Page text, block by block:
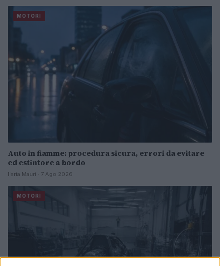
MOTORI
Auto in fiamme: procedura sicura, errori da evitare
ed estintore a bordo
Ilaria Mauri · 7 Ago 2026
MOTORI